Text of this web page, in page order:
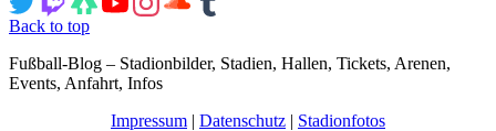
Back to top
Fußball-Blog – Stadionbilder, Stadien, Hallen, Tickets, Arenen,
Events, Anfahrt, Infos
Impressum | Datenschutz | Stadionfotos